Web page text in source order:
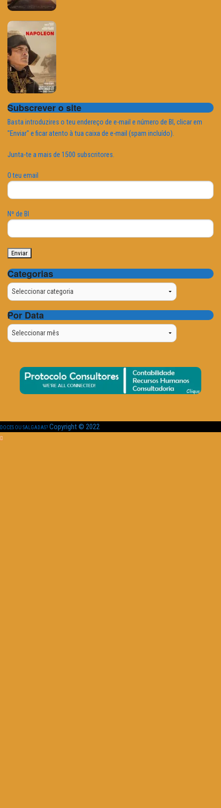
Subscrever o site
Basta introduzires o teu endereço de e-mail e número de BI, clicar em
"Enviar" e ficar atento à tua caixa de e-mail (spam incluído).
Junta-te a mais de 1500 subscritores.
O teu email
Nº de BI
Categorias
Categorias
Por Data
Por
Data
DOCES OU SALGADAS? Copyright © 2022